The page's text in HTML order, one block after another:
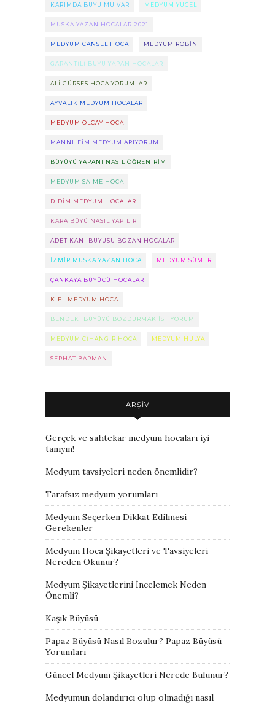
KARIMDA BÜYÜ MÜ VAR MEDYUM YÜCEL
MUSKA YAZAN HOCALAR 2021
MEDYUM CANSEL HOCA MEDYUM ROBIN
GARANTILI BÜYÜ YAPAN HOCALAR
ALI GÜRSES HOCA YORUMLAR
AYVALIK MEDYUM HOCALAR
MEDYUM OLCAY HOCA
MANNHEIM MEDYUM ARIYORUM
BÜYÜYÜ YAPANI NASIL ÖĞRENIRIM
MEDYUM SAIME HOCA
DIDIM MEDYUM HOCALAR
KARA BÜYÜ NASIL YAPILIR
ADET KANI BÜYÜSÜ BOZAN HOCALAR
IZMIR MUSKA YAZAN HOCA MEDYUM SÜMER
ÇANKAYA BÜYÜCÜ HOCALAR
KIEL MEDYUM HOCA
BENDEKI BÜYÜYÜ BOZDURMAK ISTIYORUM
MEDYUM CIHANGIR HOCA MEDYUM HÜLYA
SERHAT BARMAN
ARŞIV
Gerçek ve sahtekar medyum hocaları iyi
tanıyın!
Medyum tavsiyeleri neden önemlidir?
Tarafsız medyum yorumları
Medyum Seçerken Dikkat Edilmesi
Gerekenler
Medyum Hoca Şikayetleri ve Tavsiyeleri
Nereden Okunur?
Medyum Şikayetlerini İncelemek Neden
Önemli?
Kaşık Büyüsü
Papaz Büyüsü Nasıl Bozulur? Papaz Büyüsü
Yorumları
Güncel Medyum Şikayetleri Nerede Bulunur?
Medyumun dolandırıcı olup olmadığı nasıl